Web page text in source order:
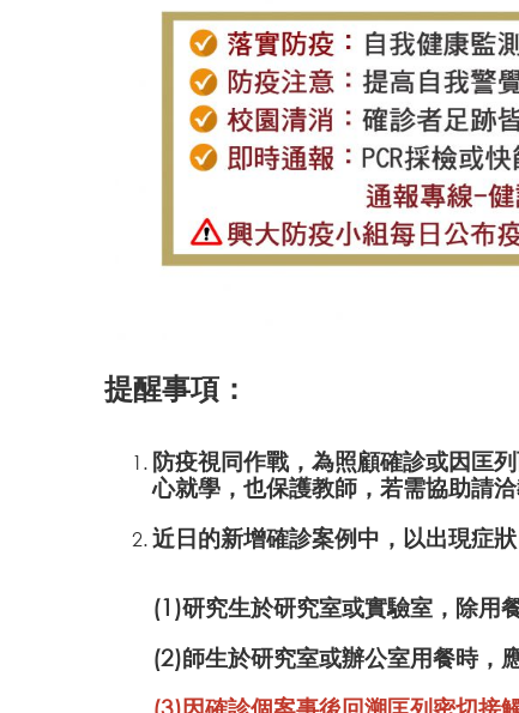
提醒事項：
防疫視同作戰，為照顧確診或因匡
心就學，也保護教師，若需協助請洽
近日的新增確診案例中，以出現症狀
(1)研究生於研究室或實驗室，除用
(2)師生於研究室或辦公室用餐時，
(3)因確診個案事後回溯匡列密切接